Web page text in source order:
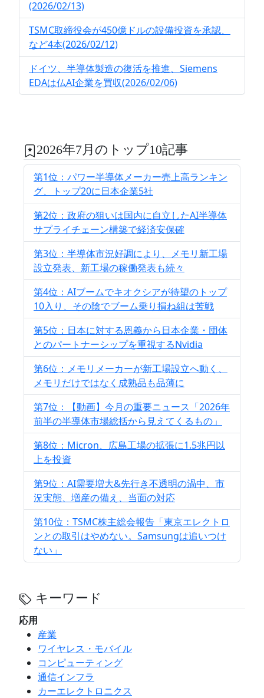
(2026/02/13)
TSMC取締役会が450億ドルの設備投資を承認、
など4本(2026/02/12)
ドイツ、半導体製造の復活を推進、Siemens
EDAは仏AI企業を買収(2026/02/06)
2026年7月のトップ10記事
第1位：パワー半導体メーカー売上高ランキン
グ、トップ20に日本企業5社
第2位：政府の狙いは国内に自立したAI半導体
サプライチェーン構築で経済安保確
第3位：半導体市況好調により、メモリ新工場
設立発表、新工場の稼働発表も続々
第4位：AIブームでキオクシアが待望のトップ
10入り、その陰でブーム乗り損ね組は苦戦
第5位：日本に対する恩義から日本企業・団体
とのパートナーシップを重視するNvidia
第6位：メモリメーカーが新工場設立へ動く、
メモリだけではなく成熟品も品薄に
第7位：【動画】今月の重要ニュース「2026年
前半の半導体市場総括から見えてくるもの」
第8位：Micron、広島工場の拡張に1.5兆円以
上を投資
第9位：AI需要増大&先行き不透明の渦中、市
況実態、増産の備え、当面の対応
第10位：TSMC株主総会報告「東京エレクトロ
ンとの取引はやめない。Samsungは追いつけ
ない」
キーワード
応用
産業
ワイヤレス・モバイル
コンピューティング
通信インフラ
カーエレクトロニクス